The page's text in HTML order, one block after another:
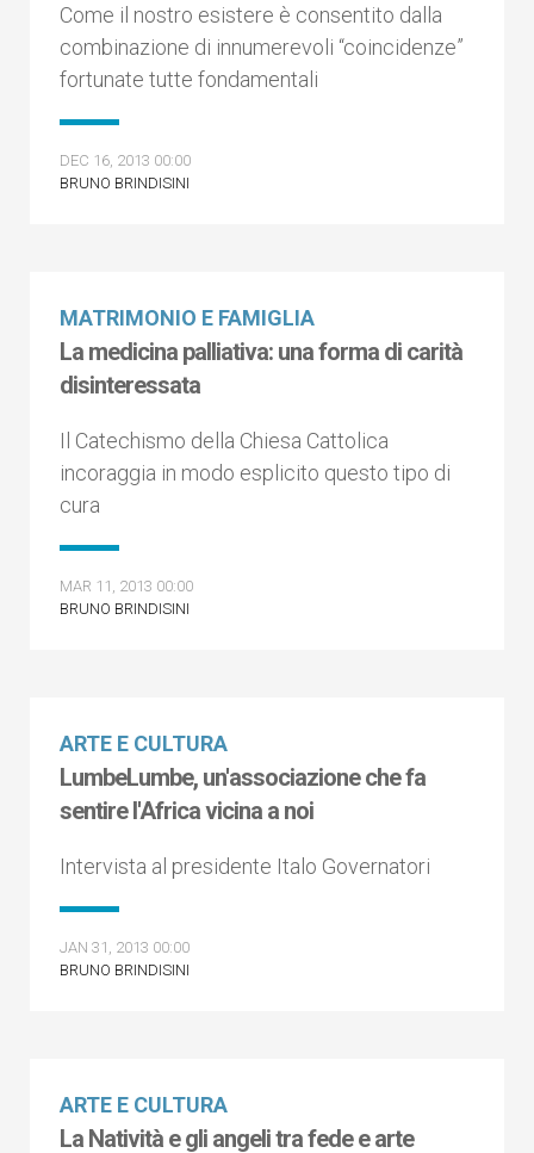
Come il nostro esistere è consentito dalla
combinazione di innumerevoli “coincidenze”
fortunate tutte fondamentali
DEC 16, 2013 00:00
BRUNO BRINDISINI
MATRIMONIO E FAMIGLIA
La medicina palliativa: una forma di carità
disinteressata
Il Catechismo della Chiesa Cattolica
incoraggia in modo esplicito questo tipo di
cura
MAR 11, 2013 00:00
BRUNO BRINDISINI
ARTE E CULTURA
LumbeLumbe, un'associazione che fa
sentire l'Africa vicina a noi
Intervista al presidente Italo Governatori
JAN 31, 2013 00:00
BRUNO BRINDISINI
ARTE E CULTURA
La Natività e gli angeli tra fede e arte